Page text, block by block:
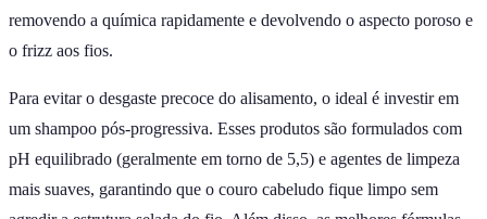
removendo a química rapidamente e devolvendo o aspecto poroso e
o frizz aos fios.
Para evitar o desgaste precoce do alisamento, o ideal é investir em
um shampoo pós-progressiva. Esses produtos são formulados com
pH equilibrado (geralmente em torno de 5,5) e agentes de limpeza
mais suaves, garantindo que o couro cabeludo fique limpo sem